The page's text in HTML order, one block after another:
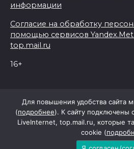
информации
Согласие на обработку
помощью сервисов
top.mail.ru
16+
При поддержке
Для повышения удобства сайта
(подробнее). К сайту подключены
LiveInternet, top.mail.ru, которые
cookie (